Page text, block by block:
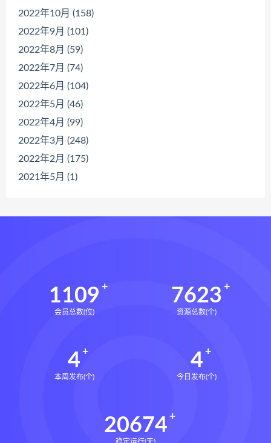
2022年10月 (158)
2022年9月 (101)
2022年8月 (59)
2022年7月 (74)
2022年6月 (104)
2022年5月 (46)
2022年4月 (99)
2022年3月 (248)
2022年2月 (175)
2021年5月 (1)
1109
会员总数(位)
7623
资源总数(个)
4
本周发布(个)
4
今日发布(个)
20674
稳定运行(天)